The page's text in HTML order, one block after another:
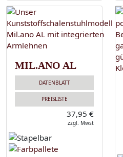
MIL.ANO AL
DATENBLATT
PREISLISTE
37,95 €
zzgl. Mwst